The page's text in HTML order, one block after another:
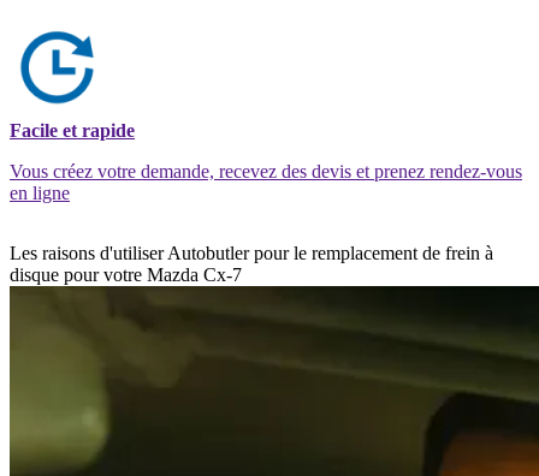
Facile et rapide
Vous créez votre demande, recevez des devis et prenez rendez-vous
en ligne
Les raisons d'utiliser Autobutler pour le remplacement de frein à
disque pour votre Mazda Cx-7